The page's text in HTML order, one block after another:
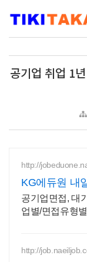
공기업 취업 1
http://
KG에듀원 내
점을살리는
공기업면접, 대
업별/면접유형
http://